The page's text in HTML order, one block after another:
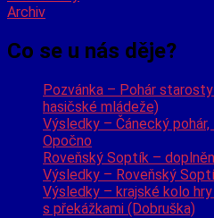
Archiv
Co se u nás děje?
Pozvánka – Pohár
hasičské mládeže)
Výsledky – Čánecký
Opočno
Roveňský Soptík –
Výsledky – Roveňský
Výsledky – krajské kolo
s překážkami (Dobruška)